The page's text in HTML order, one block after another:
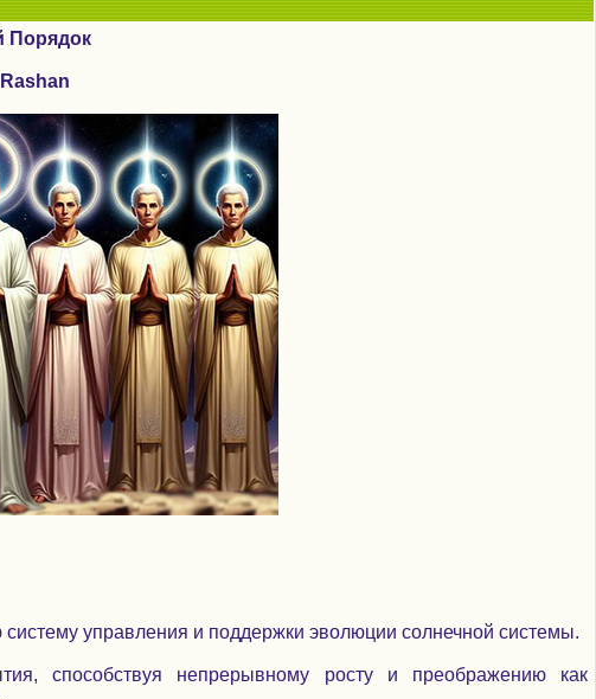
Порядок
управления и поддержки эволюции солнечной системы.
способствуя непрерывному росту и преображению как